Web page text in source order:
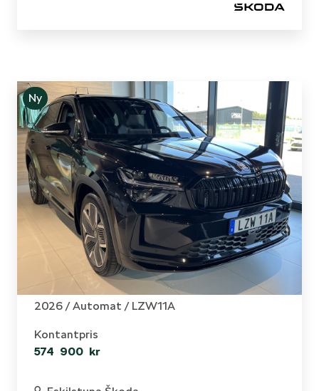
Ny
Skoda - Kodiaq
Sportline 2,0 TDI 193Hk DSG 4X4
2026 /Automat / LZW11A
Kontantpris
574 900 kr